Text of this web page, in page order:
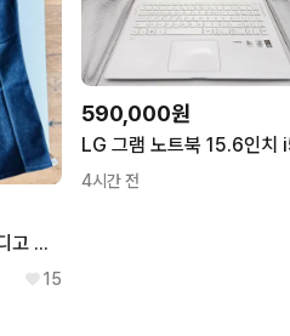
르메르 부츠컷 데님 인디고 컬러 52사이즈 신품
15
590,000원
4시간 전